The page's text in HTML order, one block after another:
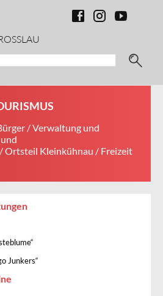
/Verwaltung und
/Ortsteil Kleinkühnau / Freizeit
Junkers“